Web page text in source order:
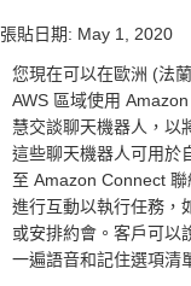
張貼日期: May 1, 2020
您現在可以在歐洲 (法
AWS 區域使用
慧交談聊天機器人，以
這些聊天機器人可用於
至 Amazon Connect
進行互動以執行任務，
或安排約會。客戶可以
一遍語音和記住選項清